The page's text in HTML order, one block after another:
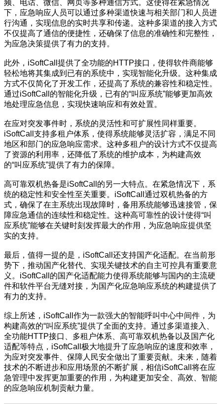
频、电话、微信、网页等多种通信方式。这使得在紧急情况
下，应急响应人员可以通过多种渠道快速与相关部门和人员进
行沟通，实现信息的实时共享和传递。这种多渠道的接入方式
不仅提高了通信的便捷性，还确保了信息的准确性和完整性，
为应急决策提供了有力的支持。
此外，iSoftCall提供了全功能的HTTP接口，使得软件商能够
轻松地将其集成到已有的系统中，实现智能化升级。这种集成
方式不仅简化了开发工作，还提高了系统的兼容性和稳定性。
通过iSoftCall的智能化升级，已有的“叫应系统”能够更加高效
地处理应急信息，实现快速响应和有效处置。
在应对突发事件时，系统的灵活性和可扩展性同样重要。
iSoftCall支持多租户体系，使得系统能够灵活扩容，满足不同
地区和部门的应急响应需求。这种多租户的设计方式不仅提高
了资源的利用率，还降低了系统的维护成本，为构建高效
的“叫应系统”提供了有力的保障。
高可靠双机热备是iSoftCall的另一大特点。在紧急情况下，系
统的稳定性和安全性至关重要。iSoftCall通过双机热备的方
式，确保了在主系统出现故障时，备用系统能够迅速接管，保
障应急通信的连续性和稳定性。这种高可靠性的设计使得“叫
应系统”能够在关键时刻发挥最大的作用，为应急响应提供坚
实的支持。
最后，值得一提的是，iSoftCall还支持国产化适配。在当前形
势下，推动国产化替代、实现关键技术的自主可控具有重要意
义。iSoftCall的国产化适配能力使得系统能够与国内的主流硬
件和软件平台无缝对接，为国产化应急响应系统的构建提供了
有力的支持。
综上所述，iSoftCall作为一款强大的智能呼叫中心中间件，为
构建高效的“叫应系统”提供了全面的支持。通过多渠道接入、
全功能HTTP接口、多租户体系、高可靠双机热备以及国产化
适配等特点，iSoftCall极大地提升了应急响应的速度和效率，
为应对突发事件、保障人民安全做出了重要贡献。未来，随着
技术的不断进步和应用场景的不断扩展，相信iSoftCall将在应
急管理中发挥更加重要的作用，为构建更加安全、高效、智能
的应急响应机制贡献力量。